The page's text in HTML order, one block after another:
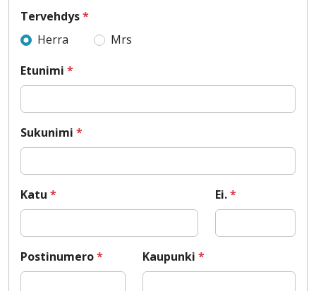
Tervehdys*
Herra
Mrs
Etunimi *
Sukunimi *
Katu * Ei.*
Postinumero* Kaupunki *